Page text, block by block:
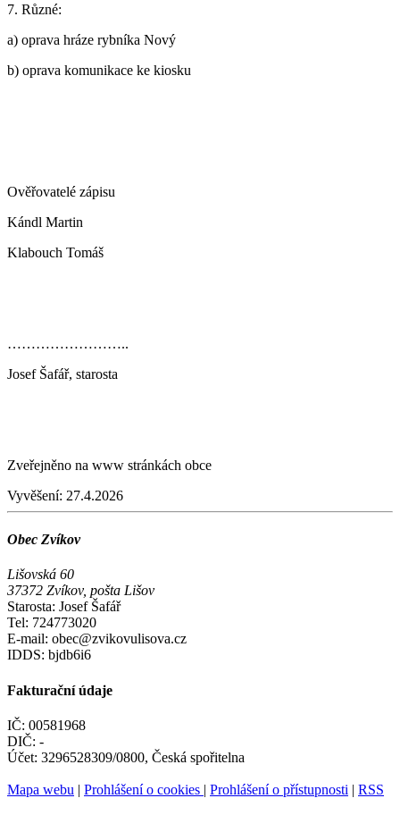
7. Různé:
a) oprava hráze rybníka Nový
b) oprava komunikace ke kiosku
Ověřovatelé zápisu
Kándl Martin
Klabouch Tomáš
……………………..
Josef Šafář, starosta
Zveřejněno na www stránkách obce
Vyvěšení: 27.4.2026
Obec Zvíkov
Lišovská 60
37372 Zvíkov, pošta Lišov
Starosta: Josef Šafář
Tel: 724773020
E-mail: obec@zvikovulisova.cz
IDDS: bjdb6i6
Fakturační údaje
IČ: 00581968
DIČ: -
Účet: 3296528309/0800, Česká spořitelna
Mapa webu | Prohlášení o cookies | Prohlášení o přístupnosti | RSS